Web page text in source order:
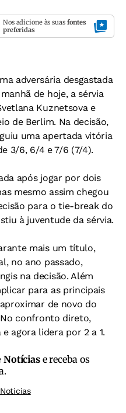
Nos adicione às suas fontes
preferidas
adversária desgastada
de hoje, a sérvia
Kuznetsova e
de Berlim. Na decisão,
uma apertada vitória
3/6, 6/4 e 7/6 (7/4).
após jogar por dois
mesmo assim chegou
para o tie-break do
à juventude da sérvia.
mais um título,
no ano passado,
na decisão. Além
para as principais
de novo do
No confronto direto,
agora lidera por 2 a 1.
Notíciase receba os